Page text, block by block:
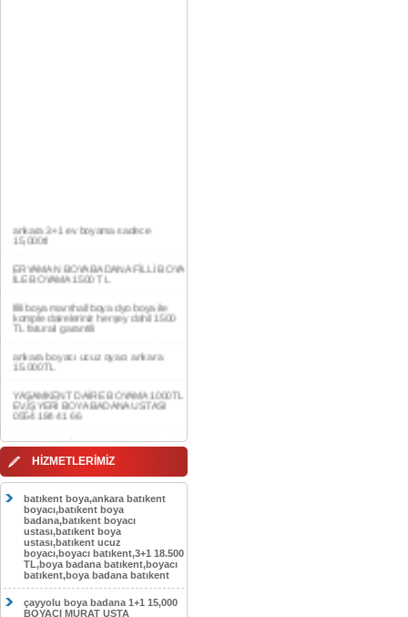
ERYAMAN BOYA BADANA FİLLİ BOYA
İLE BOYAMA 1500 TL
filli boya marshall boya dyo boya ile
komple daireleriniz herşey dahil 1500
ankara boyacı ucuz oyacı ankara
15.000TL
YAŞAMKENT DAİRE BOYAMA 1000TL
EV,İŞYERİ BOYA BADANA USTASI
AKDERE DAİRE BOYAMA 1000TL
EV,İŞYERİ BOYA BADANA USTASI
CEBECİ DAİRE BOYAMA 1000TL
0554 184 41 66
HASKÖY DAİRE BOYAMA 1000TL
EV,İŞYERİ BOYA BADANA USTASI
0554 184 41 66
GÖLBAŞI DAİRE BOYAMA 1000TL
EV,İŞYERİ BOYA BADANA USTASI
0554 184 41 66
SOKULLU DAİRE BOYAMA 1000TL
HİZMETLERİMİZ
batıkent boya,ankara batıkent
boyacı,batıkent boya
badana,batıkent boyacı
ustası,batıkent boya
ustası,batıkent ucuz
boyacı,boyacı batıkent,3+1 18.500
TL,boya badana batıkent,boyacı
batıkent,boya badana batıkent
çayyolu boya badana 1+1 15,000
BOYACI MURAT USTA